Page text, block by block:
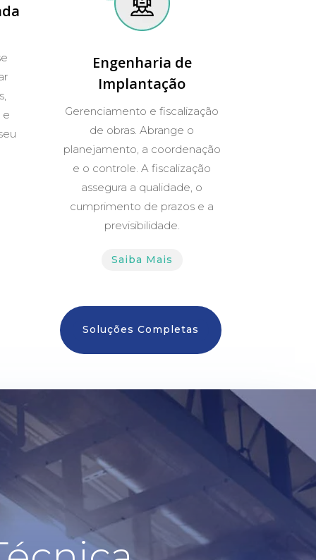
e
Engenharia de
Implantação
Gerenciamento e fiscalização
de obras. Abrange o
planejamento, a coordenação
e o controle. A fiscalização
assegura a qualidade, o
cumprimento de prazos e a
previsibilidade.
Saiba Mais
Soluções Completas